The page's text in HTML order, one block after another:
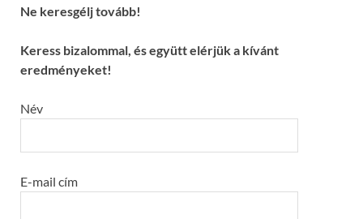
Ne keresgélj tovább!
Keress bizalommal, és együtt elérjük a kívánt
eredményeket!
Név
E-mail cím